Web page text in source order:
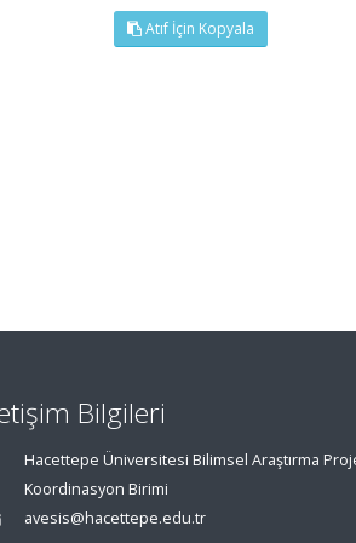
Atıf İçin Kopyala
Bilgileri
Hacettepe Üniversitesi Bilimsel Araştırma
Koordinasyon Birimi
avesis@hacettepe.edu.tr